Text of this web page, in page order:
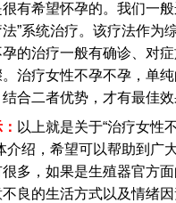
有希望怀孕的。我们一
”系统治疗。该疗法作为
的治疗一般有确诊、对症
治疗女性不孕不孕，单
合二者优势，才有最佳效
以上就是关于“治疗女性
介绍，希望可以帮助到广
多，如果是生殖器官方
良的生活方式以及情绪